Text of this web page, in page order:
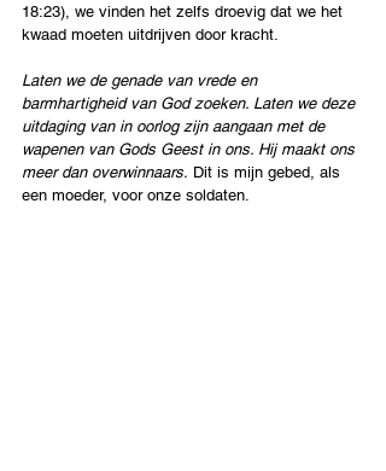
18:23), we vinden het zelfs droevig dat we het
kwaad moeten uitdrijven door kracht.
Laten we de genade van vrede en
barmhartigheid van God zoeken. Laten we deze
uitdaging van in oorlog zijn aangaan met de
wapenen van Gods Geest in ons. Hij maakt ons
meer dan overwinnaars. Dit is mijn gebed, als
een moeder, voor onze soldaten.